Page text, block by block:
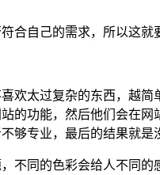
合自己的需求，所以这
欢太过复杂的东西，越
的功能，然后他们会在
够专业，最后的结果就
不同的色彩会给人不同